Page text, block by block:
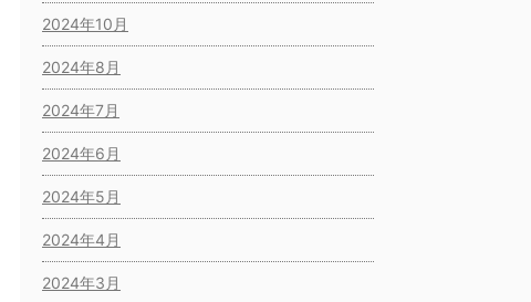
2024年10月
2024年8月
2024年7月
2024年6月
2024年5月
2024年4月
2024年3月